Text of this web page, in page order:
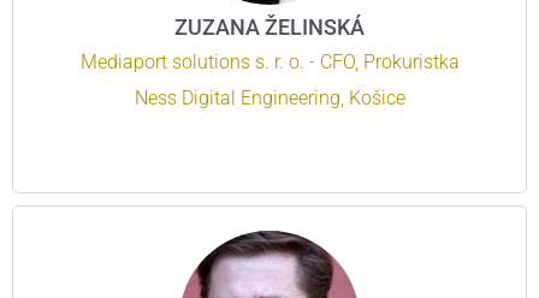
ZUZANA ŽELINSKÁ
Mediaport solutions s. r. o. - CFO, Prokuristka
Ness Digital Engineering, Košice